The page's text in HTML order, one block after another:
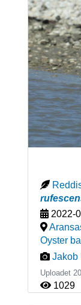
2022-
Oyster
Jakob
Uploadet
1029